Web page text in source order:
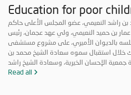
Education for poor
راشد النعيمي، عضو المجلس الأعلى حاكم
بن حميد النعيمي، ولي عهد عجمان، رئيس
بالديوان الأميري، على مشروع مستشفى
خلال استقبال سموه سعادة الشيخ محمد بن
جمعية الإحسان الخيرية، وسعادة الشيخ راشد
الإحسان الخيرية، والسيد ماجد عمير نائب
Read all